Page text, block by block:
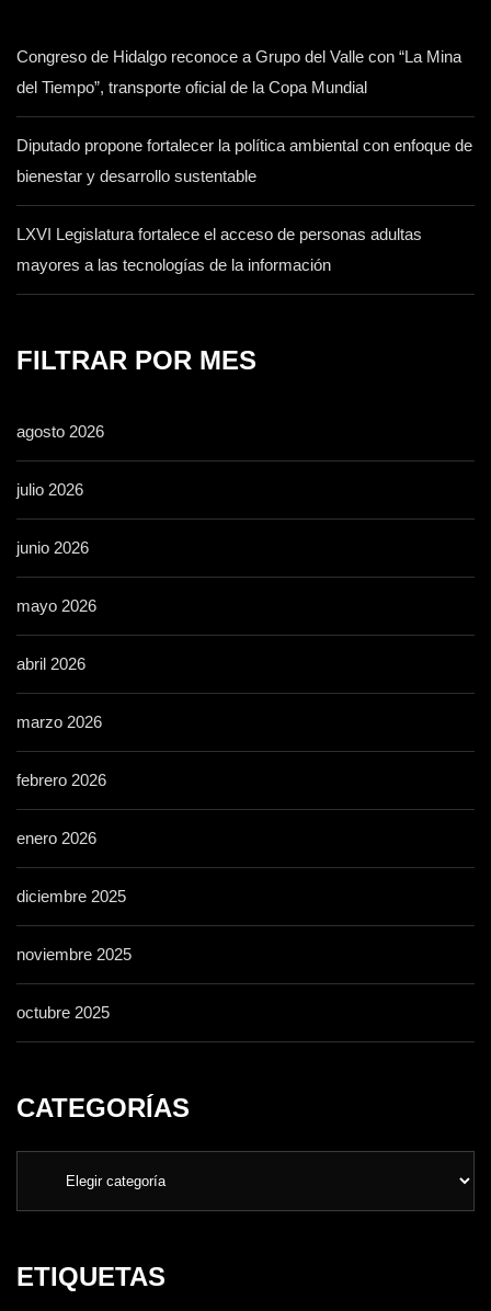
Congreso de Hidalgo reconoce a Grupo del Valle con “La Mina
del Tiempo”, transporte oficial de la Copa Mundial
Diputado propone fortalecer la política ambiental con enfoque de
bienestar y desarrollo sustentable
LXVI Legislatura fortalece el acceso de personas adultas
mayores a las tecnologías de la información
FILTRAR POR MES
agosto 2026
julio 2026
junio 2026
mayo 2026
abril 2026
marzo 2026
febrero 2026
enero 2026
diciembre 2025
noviembre 2025
octubre 2025
CATEGORÍAS
ETIQUETAS